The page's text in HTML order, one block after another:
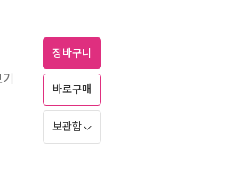
장바구니
바로구매
보관함